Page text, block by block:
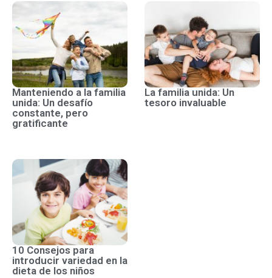
Manteniendo a la familia
unida: Un desafío
constante, pero
gratificante
La familia unida: Un
tesoro invaluable
10 Consejos para
introducir variedad en la
dieta de los niños